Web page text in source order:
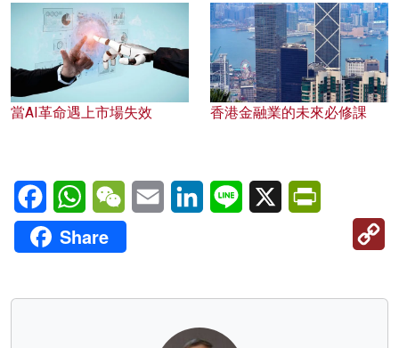
當AI革命遇上市場失效 香港金融業的未來必修課
FacebookWhatsAppWeChatEmail LinkedInLine X
Share